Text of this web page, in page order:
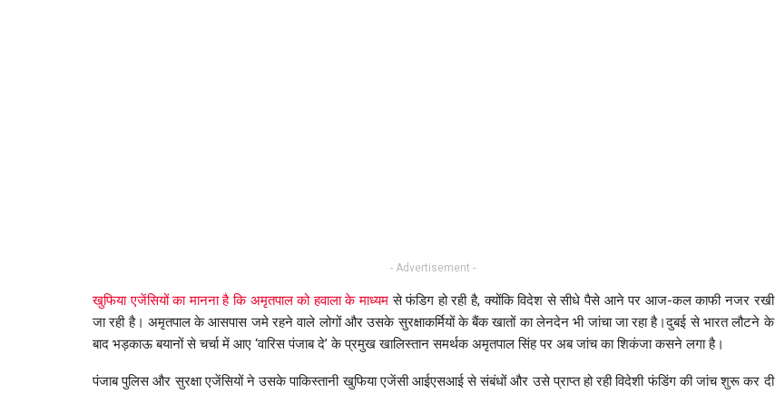
- Advertisement -
खुफिया एजेंसियों का मानना है कि अमृतपाल को हवाला के माध्यम से फंडिग हो रही है, क्योंकि विदेश से सीधे पैसे आने पर आज-कल काफी नजर रखी
जा रही है। अमृतपाल के आसपास जमे रहने वाले लोगों और उसके सुरक्षाकर्मियों के बैंक खातों का लेनदेन भी जांचा जा रहा है।दुबई से भारत लौटने के
बाद भड़काऊ बयानों से चर्चा में आए ‘वारिस पंजाब दे’ के प्रमुख खालिस्तान समर्थक अमृतपाल सिंह पर अब जांच का शिकंजा कसने लगा है।
पंजाब पुलिस और सुरक्षा एजेंसियों ने उसके पाकिस्तानी खुफिया एजेंसी आईएसआई से संबंधों और उसे प्राप्त हो रही विदेशी फंडिंग की जांच शुरू कर दी